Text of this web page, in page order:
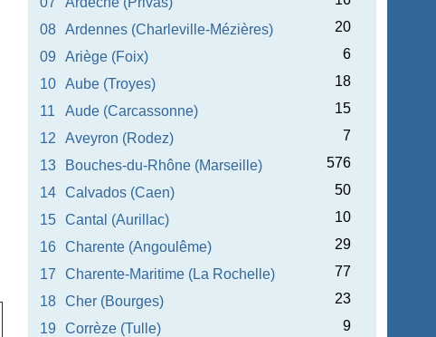
08
Ardennes (Charleville-Mézières)
20
09
Ariège (Foix)
6
10
Aube (Troyes)
18
11
Aude (Carcassonne)
15
12
Aveyron (Rodez)
7
13
Bouches-du-Rhône (Marseille)
576
14
Calvados (Caen)
50
15
Cantal (Aurillac)
10
16
Charente (Angoulême)
29
17
Charente-Maritime (La Rochelle)
77
18
Cher (Bourges)
23
19
Corrèze (Tulle)
9